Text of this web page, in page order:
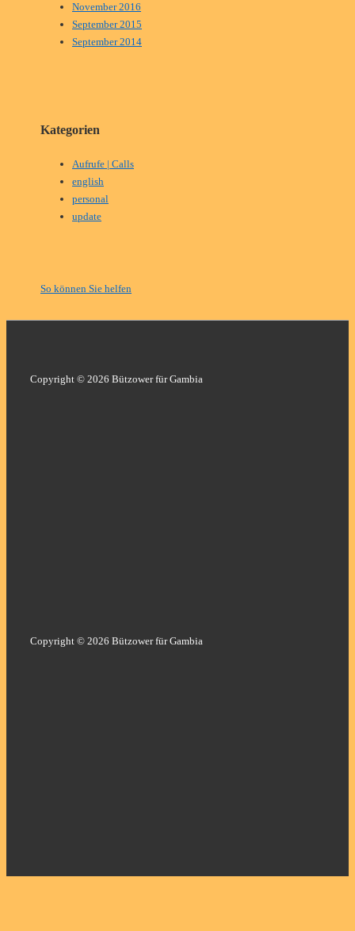
November 2016
September 2015
September 2014
Kategorien
Aufrufe | Calls
english
personal
update
So können Sie helfen
Copyright © 2026 Bützower für Gambia
Copyright © 2026 Bützower für Gambia